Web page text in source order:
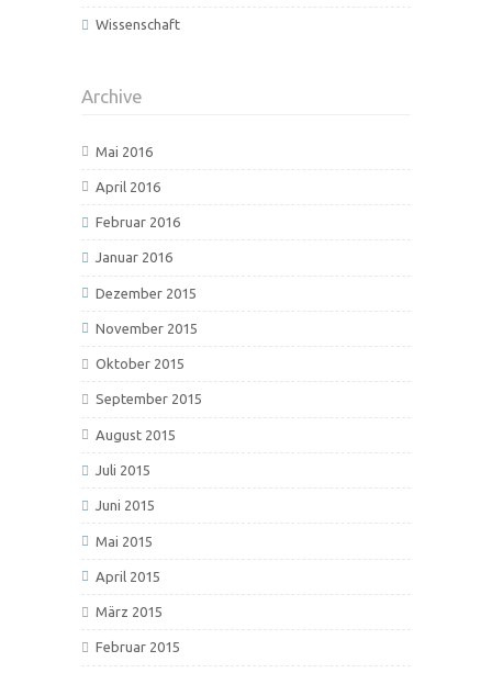
Wissenschaft
Archive
Mai 2016
April 2016
Februar 2016
Januar 2016
Dezember 2015
November 2015
Oktober 2015
September 2015
August 2015
Juli 2015
Juni 2015
Mai 2015
April 2015
März 2015
Februar 2015